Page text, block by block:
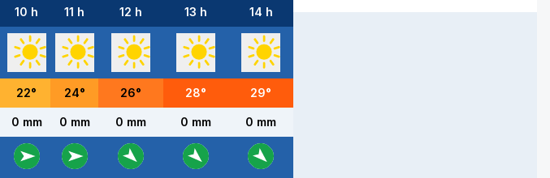
10 h 11 h 12 h 13 h 14 h
22° 24° 26° 28° 29°
0 mm 0 mm 0 mm 0 mm 0 mm